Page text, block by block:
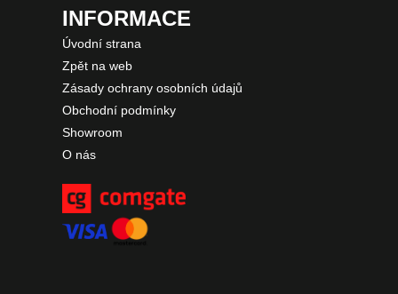
INFORMACE
Úvodní strana
Zpět na web
Zásady ochrany osobních údajů
Obchodní podmínky
Showroom
O nás